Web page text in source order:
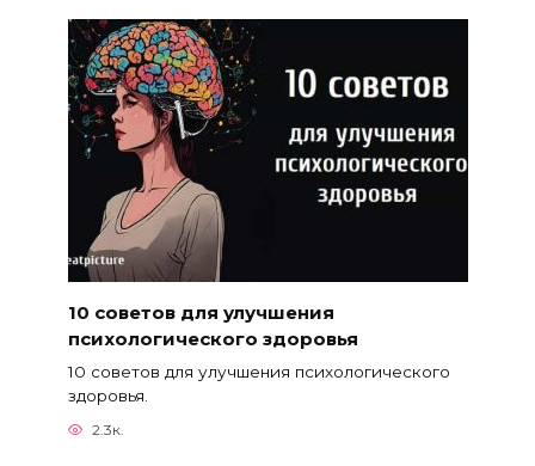
10 советов для улучшения
психологического здоровья
10 советов для улучшения психологического
здоровья.
2.3к.